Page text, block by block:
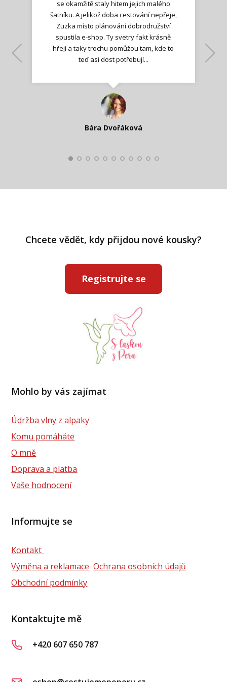
se okamžitě staly hitem jejich malého
šatníku. A jelikož doba cestování nepřeje,
Zuzka místo plánování dobrodružství
spustila e-shop. Ty svetry fakt krásně
hřejí a taky trochu pomůžou tam, kde to
teď asi dost potřebují...
Bára Dvořáková
Jana T.
Kateřina Veleta Štěpánová
Ilona M.
Lenka K.
Nadšená zpráva
Katka Perháčová
Smolková
Lenka K.
Chcete vědět, kdy přijdou nové kousky?
Registrujte se
Mohlo by vás zajímat
Údržba vlny z alpaky
Komu pomáháte
O mně
Doprava a platba
Vaše hodnocení
Informujte se
Kontakt
Výměna a reklamace Ochrana osobních údajů
Obchodní podmínky
Kontaktujte mě
+420 607 650 787